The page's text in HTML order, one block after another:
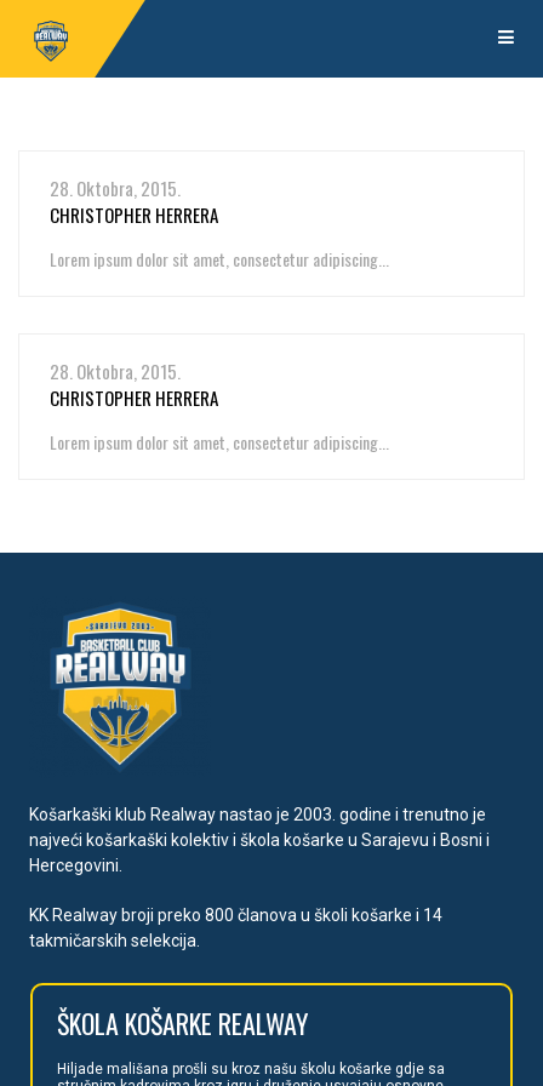
28. Oktobra, 2015.
CHRISTOPHER HERRERA
Lorem ipsum dolor sit amet, consectetur adipiscing...
28. Oktobra, 2015.
CHRISTOPHER HERRERA
Lorem ipsum dolor sit amet, consectetur adipiscing...
Košarkaški klub Realway nastao je 2003. godine i trenutno je
najveći košarkaški kolektiv i škola košarke u Sarajevu i Bosni i
Hercegovini.
KK Realway broji preko 800 članova u školi košarke i 14
takmičarskih selekcija.
ŠKOLA KOŠARKE REALWAY
Hiljade mališana prošli su kroz našu školu košarke gdje sa